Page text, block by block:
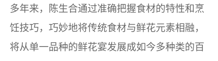
多年来，陈生合通过准确把握食材的特性和烹
饪技巧，巧妙地将传统食材与鲜花元素相融，
将从单一品种的鲜花宴发展成如今多种类的百